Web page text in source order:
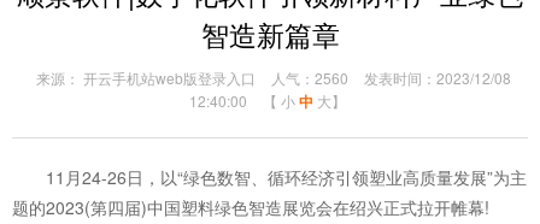
智造新篇章
来源： 开云手机站web版登录入口 人气：2560
发表时间：2023/12/08
12:40:00
【 小 中 大】
11月24-26日，以“绿色数智、循环经济引领塑业高质量发展”为主
题的2023(第四届)中国塑料绿色智造展览会在绍兴正式拉开帷幕!